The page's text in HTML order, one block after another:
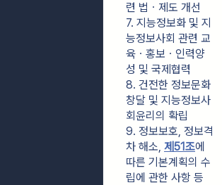
련 법ㆍ제도 개선
7. 지능정보화 및 지
능정보사회 관련 교
육ㆍ홍보ㆍ인력양
성 및 국제협력
8. 건전한 정보문화
창달 및 지능정보사
회윤리의 확립
9. 정보보호, 정보격
차 해소, 제51조에
따른 기본계획의 수
립에 관한 사항 등